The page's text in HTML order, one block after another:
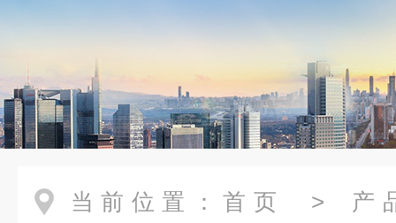
当前位置： 首页 > 产